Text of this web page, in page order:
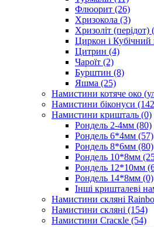
Флюорит (26)
Хризокола (3)
Хризоліт (перідот)
Циркон і Кубічний
Цитрин (4)
Чароїт (2)
Бурштин (8)
Яшма (25)
Намистини котяче око
Намистини біконуси
Намистини кришталь (0)
Рондель 2-4мм (80)
Рондель 6*4мм (57)
Рондель 8*6мм (80)
Рондель 10*8мм
Рондель 12*10мм
Рондель 14*8мм (0)
Інші кришталеві
Намистини скляні
Намистини скляні (154)
Намистини Cracкle (54)